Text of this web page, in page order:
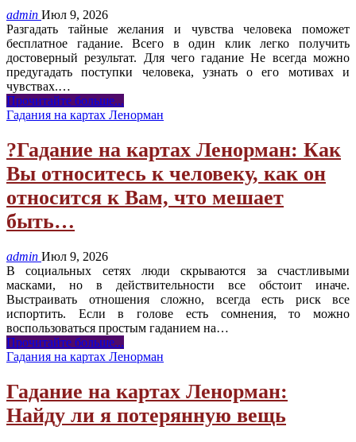
admin Июл 9, 2026
Разгадать тайные желания и чувства человека поможет
бесплатное гадание. Всего в один клик легко получить
достоверный результат. Для чего гадание Не всегда можно
предугадать поступки человека, узнать о его мотивах и
чувствах.…
Прочитайте больше...
Гадания на картах Ленорман
?Гадание на картах Ленорман: Как
Вы относитесь к человеку, как он
относится к Вам, что мешает
быть…
admin Июл 9, 2026
В социальных сетях люди скрываются за счастливыми
масками, но в действительности все обстоит иначе.
Выстраивать отношения сложно, всегда есть риск все
испортить. Если в голове есть сомнения, то можно
воспользоваться простым гаданием на…
Прочитайте больше...
Гадания на картах Ленорман
Гадание на картах Ленорман:
Найду ли я потерянную вещь